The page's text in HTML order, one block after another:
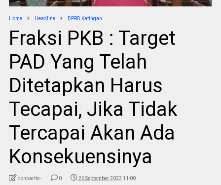
Home Headline DPRD Katingan
Fraksi PKB : Target
PAD Yang Telah
Ditetapkan Harus
Tecapai, Jika Tidak
Tercapai Akan Ada
Konsekuensinya
donbarito - 0 26 September 2023 11:00